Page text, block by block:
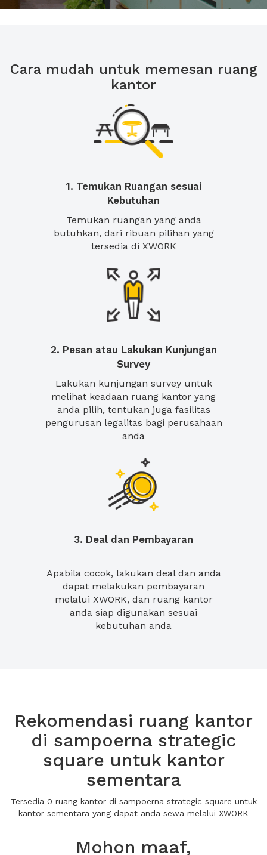
Cara mudah untuk memesan ruang
kantor
1. Temukan Ruangan sesuai
Kebutuhan
Temukan ruangan yang anda
butuhkan, dari ribuan pilihan yang
tersedia di XWORK
2. Pesan atau Lakukan Kunjungan
Survey
Lakukan kunjungan survey untuk
melihat keadaan ruang kantor yang
anda pilih, tentukan juga fasilitas
pengurusan legalitas bagi perusahaan
anda
3. Deal dan Pembayaran
Apabila cocok, lakukan deal dan anda
dapat melakukan pembayaran
melalui XWORK, dan ruang kantor
anda siap digunakan sesuai
kebutuhan anda
Rekomendasi ruang kantor
di sampoerna strategic
square untuk kantor
sementara
Tersedia 0 ruang kantor di sampoerna strategic square untuk
kantor sementara yang dapat anda sewa melalui XWORK
Mohon maaf,